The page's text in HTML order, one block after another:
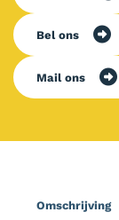
Bel ons
Mail ons
Omschrijving